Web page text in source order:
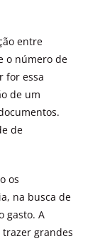
entre
o número de
for essa
de um
de
os
na busca de
gasto. A
trazer grandes